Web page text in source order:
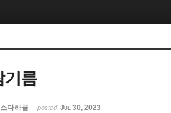
기름
스다하클 posted Jul 30, 2023